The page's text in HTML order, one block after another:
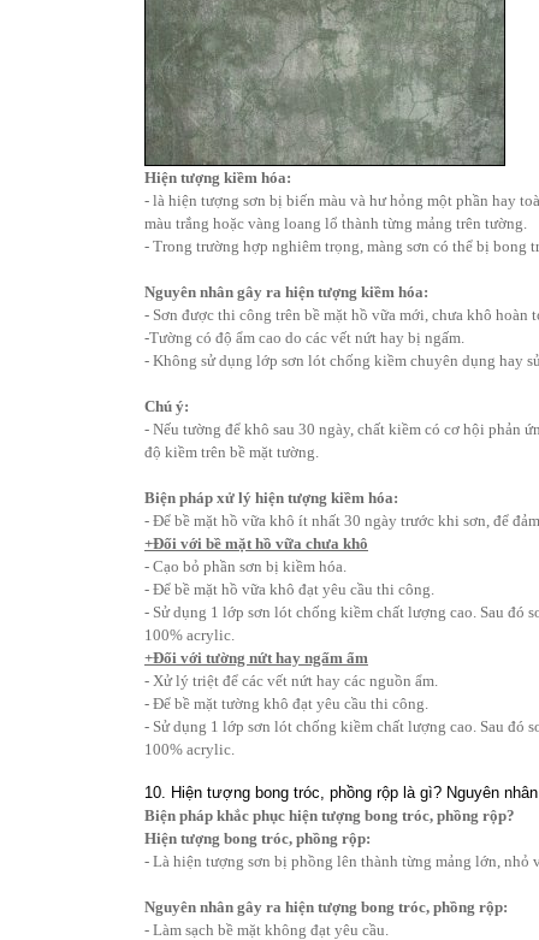
Hiện tượng kiềm hóa:
- là hiện tượng sơn bị biến màu và hư hỏng một phần hay
màu trắng hoặc vàng loang lổ thành từng mảng trên tường.
- Trong trường hợp nghiêm trọng, màng sơn có thể bị bong
Nguyên nhân gây ra hiện tượng kiềm hóa:
- Sơn được thi công trên bề mặt hồ vữa mới, chưa khô hoàn
-Tường có độ ẩm cao do các vết nứt hay bị ngấm.
- Không sử dụng lớp sơn lót chống kiềm chuyên dụng hay
Chú ý:
- Nếu tường để khô sau 30 ngày, chất kiềm có cơ hội phản
độ kiềm trên bề mặt tường.
Biện pháp xử lý hiện tượng kiềm hóa:
- Để bề mặt hồ vữa khô ít nhất 30 ngày trước khi sơn, để
+Đối với bề mặt hồ vữa chưa khô
- Cạo bỏ phần sơn bị kiềm hóa.
- Để bề mặt hồ vữa khô đạt yêu cầu thi công.
- Sử dụng 1 lớp sơn lót chống kiềm chất lượng cao. Sau đó
100% acrylic.
+Đối với tường nứt hay ngấm ẩm
- Xử lý triệt để các vết nứt hay các nguồn ẩm.
- Để bề mặt tường khô đạt yêu cầu thi công.
- Sử dụng 1 lớp sơn lót chống kiềm chất lượng cao. Sau đó
100% acrylic.
10. Hiện tượng bong tróc, phồng rộp là gì? Nguyên
Biện pháp khắc phục hiện tượng bong tróc, phồng rộp?
Hiện tượng bong tróc, phồng rộp:
- Là hiện tượng sơn bị phồng lên thành từng mảng lớn, nhỏ
Nguyên nhân gây ra hiện tượng bong tróc, phồng rộp:
- Làm sạch bề mặt không đạt yêu cầu.